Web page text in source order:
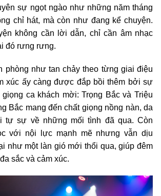
sự ngọt ngào như những năm tháng
chỉ hát, mà còn như đang kể chuyện.
không cần lời dẫn, chỉ cần âm nhạc
đó rưng rưng.
phòng như tan chảy theo từng giai điệu
xúc ấy càng được đắp bồi thêm bởi sự
ca khách mời: Trọng Bắc và Triệu
Bắc mang đến chất giọng nồng nàn, da
tự sự về những mối tình đã qua. Còn
với nội lực mạnh mẽ nhưng vẫn dịu
như một làn gió mới thổi qua, giúp đêm
sắc và cảm xúc.